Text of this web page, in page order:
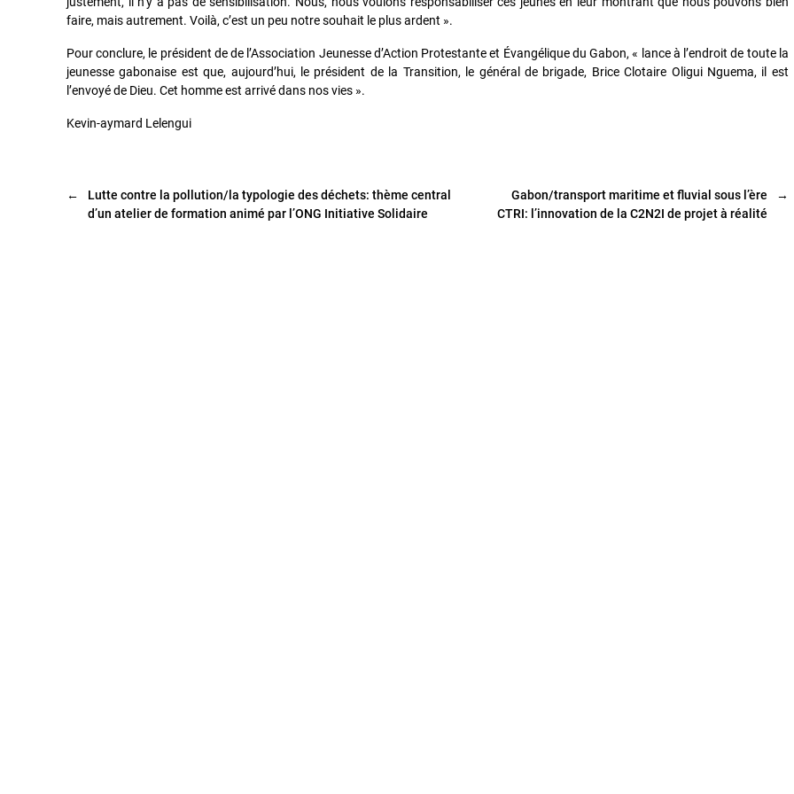
faire, mais autrement. Voilà, c’est un peu notre souhait le plus ardent ».
Pour conclure, le président de de l’Association Jeunesse d’Action Protestante et Évangélique du Gabon, « lance à l’endroit de toute la
jeunesse gabonaise est que, aujourd’hui, le président de la Transition, le général de brigade, Brice Clotaire Oligui Nguema, il est
l’envoyé de Dieu. Cet homme est arrivé dans nos vies ».
Kevin-aymard Lelengui
←
Lutte contre la pollution/la typologie des déchets: thème central
d’un atelier de formation animé par l’ONG Initiative Solidaire
→
Gabon/transport maritime et fluvial sous l’ère
CTRI: l’innovation de la C2N2I de projet à réalité